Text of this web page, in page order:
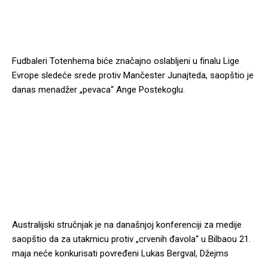
Fudbaleri Totenhema biće značajno oslabljeni u finalu Lige
Evrope sledeće srede protiv Mančester Junajteda, saopštio je
danas menadžer „pevaca“ Ange Postekoglu.
Australijski stručnjak je na današnjoj konferenciji za medije
saopštio da za utakmicu protiv „crvenih đavola“ u Bilbaou 21.
maja neće konkurisati povređeni Lukas Bergval, Džejms